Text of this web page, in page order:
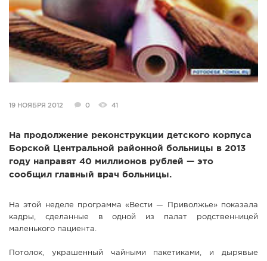
ПРЕДЛОЖИТЬ НОВОСТЬ
ФОТО
19 НОЯБРЯ 2012 0 41
На продолжение реконструкции детского корпуса
Борской Центральной районной больницы в 2013
году направят 40 миллионов рублей — это
сообщил главный врач больницы.
На этой неделе программа «Вести — Приволжье» показала
кадры, сделанные в одной из палат родственницей
маленького пациента.
Потолок, украшенный чайными пакетиками, и дырявые